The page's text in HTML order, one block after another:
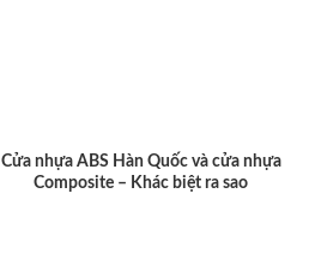
Cửa nhựa ABS Hàn Quốc và cửa nhựa
Composite – Khác biệt ra sao